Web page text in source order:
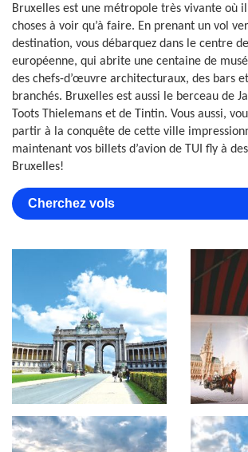
Bruxelles est une métropole très vivante où
choses à voir qu’à faire. En prenant un vol
destination, vous débarquez dans le centre
européenne, qui abrite une centaine de
des chefs-d’œuvre architecturaux, des bars
branchés. Bruxelles est aussi le berceau de
Toots Thielemans et de Tintin. Vous aussi,
partir à la conquête de cette ville
maintenant vos billets d’avion de TUI fly à
Bruxelles!
Cherchez vols